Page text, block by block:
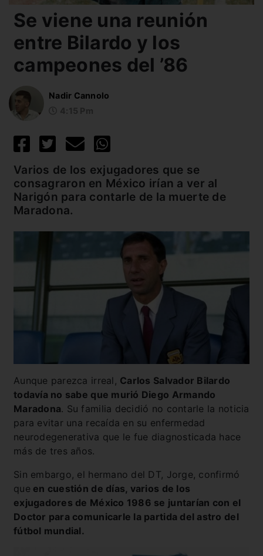
Se viene una reunión
entre Bilardo y los
campeones del ’86
Nadir Cannolo
Varios de los exjugadores que se
consagraron en México irían a ver al
Narigón para contarle de la muerte de
Maradona.
Aunque parezca irreal, Carlos Salvador Bilardo
todavía no sabe que murió Diego Armando
Maradona. Su familia decidió no contarle la noticia
para evitar una recaída en su enfermedad
neurodegenerativa que le fue diagnosticada hace
más de tres años.
Sin embargo, el hermano del DT, Jorge, confirmó
que en cuestión de días, varios de los
exjugadores de México 1986 se juntarían con el
Doctor para comunicarle la partida del astro del
fútbol mundial.